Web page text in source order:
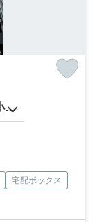
グランドゥーエ永和駅前 高井田東小学校区
宅配ボックス